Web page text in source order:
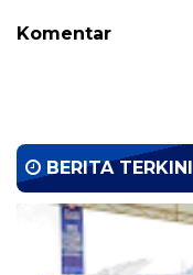
Komentar
BERITA TERKINI